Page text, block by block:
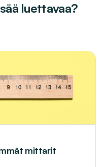
luettavaa?
mittarit